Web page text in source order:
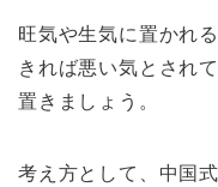
旺気や生気に置かれ
きれば悪い気とされ
置きましょう。
考え方として、中国